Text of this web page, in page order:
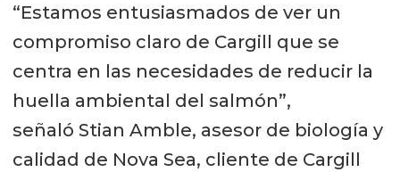
“Estamos entusiasmados de ver un
compromiso claro de Cargill que se
centra en las necesidades de reducir la
huella ambiental del salmón”,
señaló Stian Amble, asesor de biología y
calidad de Nova Sea, cliente de Cargill